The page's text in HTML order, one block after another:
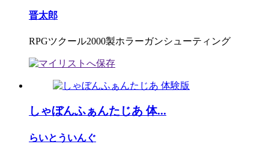
晋太郎
RPGツクール2000製ホラーガンシューティング
しゃぼんふぁんたじあ 体...
らいとういんぐ